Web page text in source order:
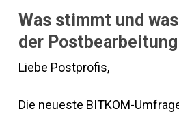
Was stimmt und
der
Liebe Postprofis,
Die neueste BITKOM-